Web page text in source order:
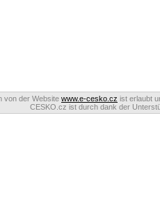
von der Website www.e-cesko.cz ist erlaubt
CESKO.cz ist durch dank der